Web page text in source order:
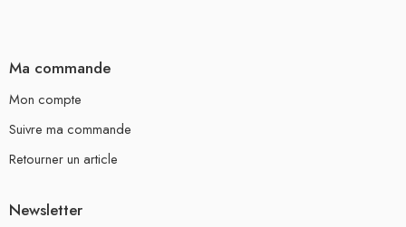
Ma commande
Mon compte
Suivre ma commande
Retourner un article
Newsletter